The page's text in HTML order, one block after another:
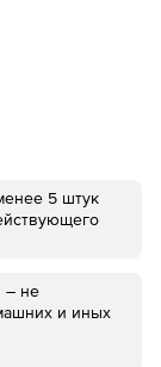
5 штук
– не
и иных